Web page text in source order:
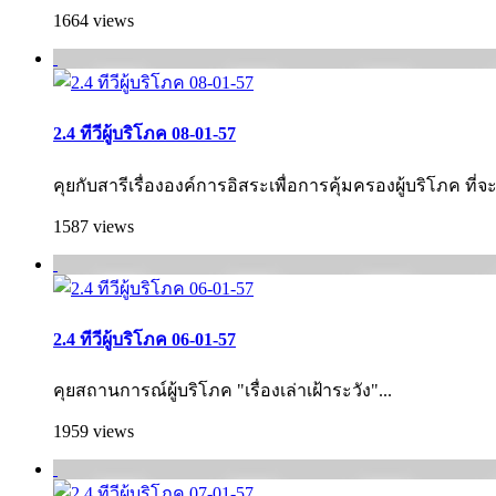
1664 views
2.4 ทีวีผู้บริโภค 08-01-57
คุยกับสารีเรื่ององค์การอิสระเพื่อการคุ้ม­ครองผู้บริโภค ที่จ
1587 views
2.4 ทีวีผู้บริโภค 06-01-57
คุยสถานการณ์ผู้บริโภค "เรื่องเล่าเฝ้าระวัง"...
1959 views